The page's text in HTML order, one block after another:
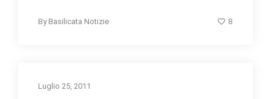
By Basilicata Notizie 8
Luglio 25, 2011